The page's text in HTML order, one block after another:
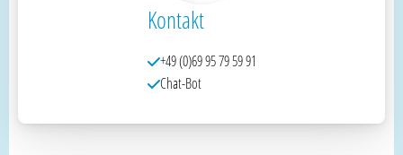
Kontakt
+49 (0)69 95 79 59 91
Chat-Bot